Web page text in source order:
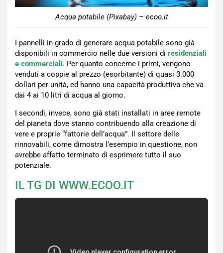
Acqua potabile (Pixabay) – ecoo.it
I pannelli in grado di generare acqua potabile sono già
disponibili in commercio nelle due versioni di residenziali
e commerciali. Per quanto concerne i primi, vengono
venduti a coppie al prezzo (esorbitante) di quasi 3.000
dollari per unità, ed hanno una capacità produttiva che va
dai 4 ai 10 litri di acqua al giorno.
I secondi, invece, sono già stati installati in aree remote
del pianeta dove stanno contribuendo alla creazione di
vere e proprie “fattorie dell’acqua”. Il settore delle
rinnovabili, come dimostra l’esempio in questione, non
avrebbe affatto terminato di esprimere tutto il suo
potenziale.
IL TG DI WWW.ECOO.IT